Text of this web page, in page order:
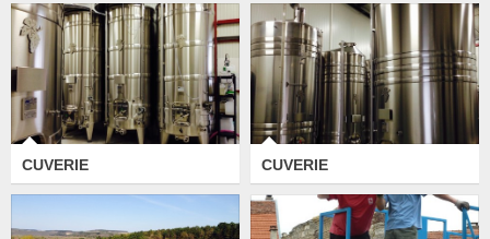
CUVERIE CUVERIE